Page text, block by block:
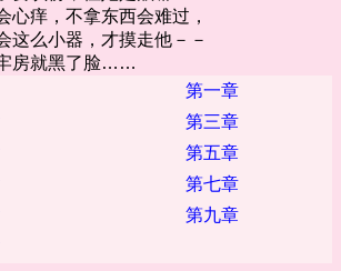
痒，不拿东西会难过，
么小器，才摸走他－－
房就黑了脸……
第一章
第三章
第五章
第七章
第九章